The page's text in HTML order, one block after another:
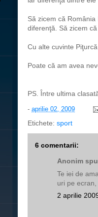
Să zicem că
diferenţă. Să zicem
Cu alte cuvinte
Poate că am avea
PS. Între ultima
- aprilie 02, 2009
Etichete: sport
6 comentarii:
Anonim
Te iei de
uri pe
2 aprilie